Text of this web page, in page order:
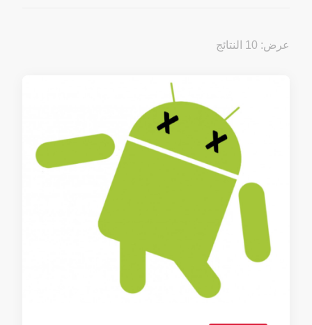
عرض: 10 النتائج